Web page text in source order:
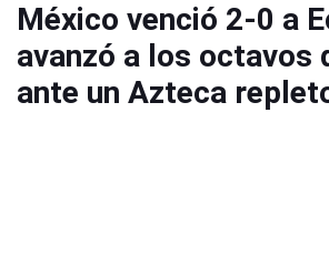
México venció 2-0 a
avanzó a los octavos
ante un Azteca